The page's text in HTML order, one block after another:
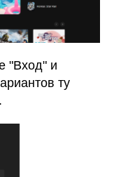
"Вход" и
ту